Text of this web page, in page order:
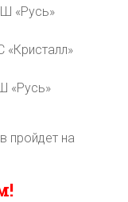
«Русь»
«Кристалл»
«Русь»
пройдет на